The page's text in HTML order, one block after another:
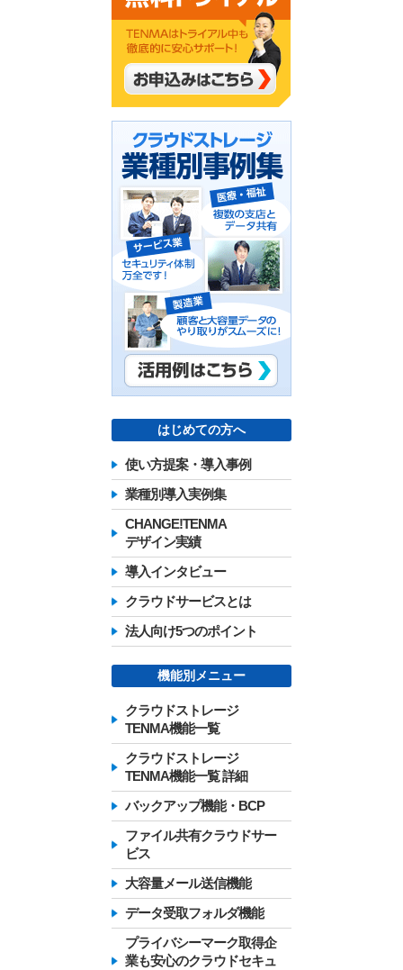
はじめての方へ
使い方提案・導入事例
業種別導入実例集
CHANGE!TENMA
デザイン実績
導入インタビュー
クラウドサービスとは
法人向け5つのポイント
機能別メニュー
クラウドストレージ
TENMA機能一覧
クラウドストレージ
TENMA機能一覧 詳細
バックアップ機能・BCP
ファイル共有クラウドサー
ビス
大容量メール送信機能
データ受取フォルダ機能
プライバシーマーク取得企
業も安心のクラウドセキュ